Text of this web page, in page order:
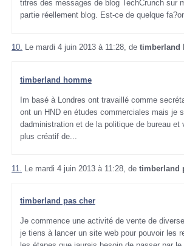
titres des messages de blog TechCrunch sur
partie réellement blog. Est-ce de quelque
10. Le mardi 4 juin 2013 à 11:28, de timberland
timberland homme
Im basé à Londres ont travaillé comme
ont un HND en études commerciales mais je
dadministration et de la politique de bureau et
plus créatif de...
11. Le mardi 4 juin 2013 à 11:28, de timberland
timberland pas cher
Je commence une activité de vente de
je tiens à lancer un site web pour pouvoir les